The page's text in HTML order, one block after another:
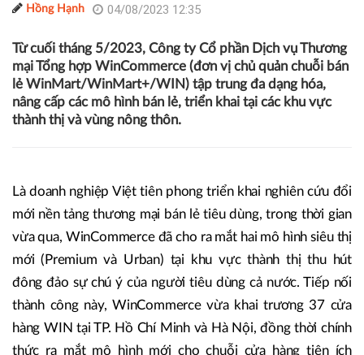
mới chuỗi bán lẻ, khai trương
37 cửa hàng WIN tại thành
phố Hồ Chí Minh và Hà Nội
Hồng Hạnh 04/08/2023 12:35
lẻ WinMart/WinMart+/WIN) tập trung đa dạng hóa,
nâng cấp các mô hình bán lẻ, triển khai tại các khu vực
thành thị và vùng nông thôn.
Là doanh nghiệp Việt tiên phong triển khai nghiên cứu đổi
mới nền tảng thương mại bán lẻ tiêu dùng, trong thời gian
vừa qua, WinCommerce đã cho ra mắt hai mô hình siêu thị